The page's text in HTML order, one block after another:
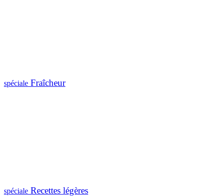
spéciale Fraîcheur
spéciale Recettes légères